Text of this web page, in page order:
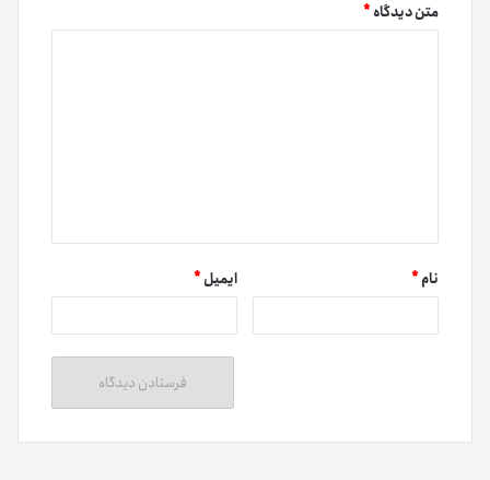
متن دیدگاه*
نام* ایمیل*